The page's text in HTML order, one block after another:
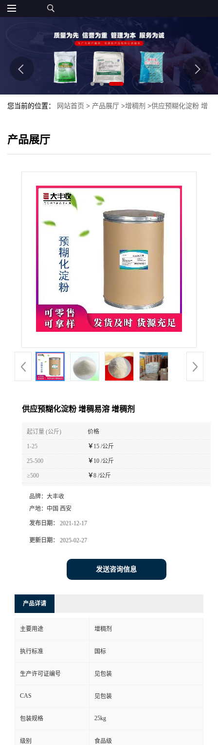
您当前的位置： 网站首页 > 产品展厅 >增稠剂 >供应预糊化淀粉 增
产品展厅
供应预糊化淀粉 增稠易溶 增稠剂
起订量 (公斤) 价格
1-25 ￥15 /公斤
25-500 ￥10 /公斤
≥500 ￥8 /公斤
品牌： 大丰收
产地： 中国 西安
发布日期： 2021-12-17
更新日期： 2025-02-27
发送咨询信息
产品详请
主要用途 增稠剂
执行标准 国标
生产许可证编号 见包装
CAS 见包装
包装规格 25kg
级别 食品级